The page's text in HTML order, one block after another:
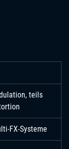
teils
FX-Systeme